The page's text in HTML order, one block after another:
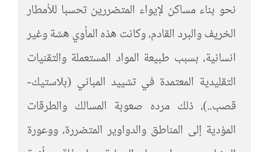
نحو بناء مساكن لإيواء المتضررين تحسبا للأمطار
الخريف والبرد القادم، وكانت هذه المأوي هشة وغير
انسانية، بسبب طبيعة المواد المستعملة والتقنيات
التقليدية المعتمدة في تشييد المباني (بلاستيك-
قصب..)، ذلك مرده صعوبة المسالك والطرقات
المؤدية إلى المناطق والدواوير المتضررة، ووعورة